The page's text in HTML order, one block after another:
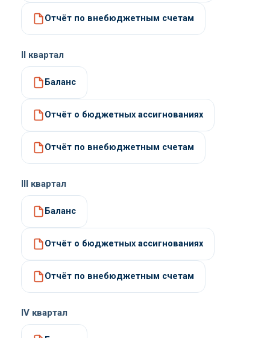
Отчёт по внебюджетным счетам
II квартал
Баланс
Отчёт о бюджетных ассигнованиях
Отчёт по внебюджетным счетам
III квартал
Баланс
Отчёт о бюджетных ассигнованиях
Отчёт по внебюджетным счетам
IV квартал